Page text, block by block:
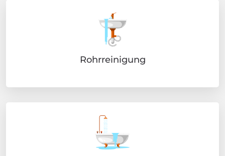
Rohrreinigung